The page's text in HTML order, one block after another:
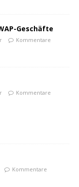
Geschäfte
Kommentare
Kommentare
Kommentare